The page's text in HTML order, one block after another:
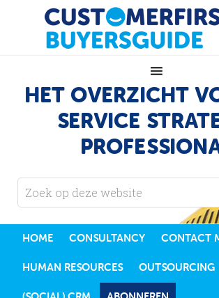
HET OVERZICHT
SERVICE
HOME CONSULTANCY CONTACT
HUMAN RESOURCES OUTSOURCING